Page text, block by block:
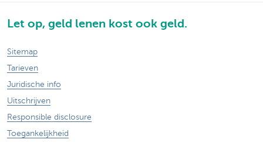
Let op, geld lenen kost ook geld.
Sitemap
Tarieven
Juridische info
Uitschrijven
Responsible disclosure
Toegankelijkheid